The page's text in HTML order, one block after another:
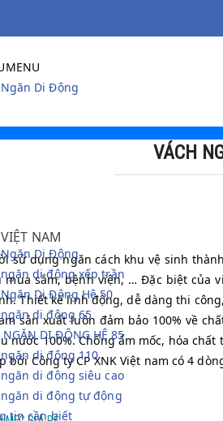
MENU
Di Động
Di Động
di động xếp trần
Di Động Hệ 50
di động 65
NGĂN DI ĐỘNG HỆ 85
di động 110
di động siêu cao
ngăn di động tự động
tin cần biết
VÁCH
NAM
sử dụng ngăn cách khu vệ sinh
sắm, bệnh viện, … Đặc biệt của
Thiết kế linh động, dễ dàng thi
sản xuất luôn đảm bảo 100% về
100%. Chống ẩm mốc, hóa
Công ty CP XNK Việt nam có 4